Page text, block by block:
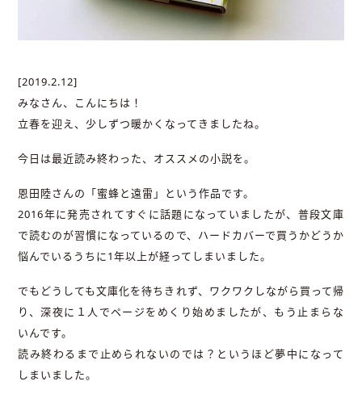
[2019.2.12]
みなさん、こんにちは！
立春を迎え、少しずつ暖かくなってきましたね。
今日は最近読み終わった、オススメの小説を。
恩田陸さんの「蜜蜂と遠雷」という作品です。
2016年に発売されてすぐに話題になっていましたが、普段文庫
で読むのが習慣になっているので、ハードカバーで買うかどうか
悩んでいるうちに1年以上が経ってしまいました。
でもどうしても文庫化を待ちきれず、ワクワクしながら買って帰
り、深夜に１人でページをめくり始めましたが、もう止まらな
いんです。
読み終わるまで止められないのでは？というほど夢中になって
しまいました。